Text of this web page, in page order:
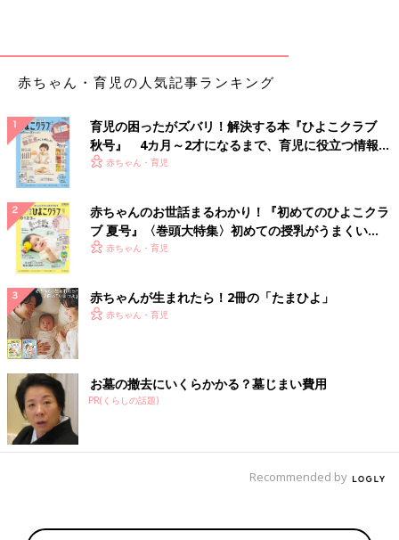
赤ちゃん・育児の人気記事ランキング
育児の困ったがズバリ！解決する本『ひよこクラブ
秋号』 4カ月～2才になるまで、育児に役立つ情報が
いっぱい！
赤ちゃん・育児
赤ちゃんのお世話まるわかり！『初めてのひよこクラ
ブ 夏号』〈巻頭大特集〉初めての授乳がうまくい
く！ おっぱい・ミルクの基本と夏のトラブル 解決テ
赤ちゃん・育児
赤ちゃんが生まれたら！2冊の「たまひよ」
赤ちゃん・育児
お墓の撤去にいくらかかる？墓じまい費用
PR(くらしの話題)
Recommended by